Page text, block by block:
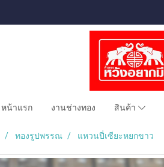
หน้าแรก งานช่างทอง สินค้า
ทองรูปพรรณ แหวนปี่เซียะหยกขาว